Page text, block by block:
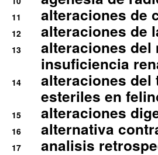
11 alteraciones de
12 alteraciones de
13
alteraciones del
insuficiencia
14
alteraciones
esteriles en
15 alteraciones
16 alternativa
17
analisis